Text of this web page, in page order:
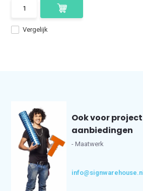
Vergelijk
Ook voor project
aanbiedingen
- Maatwerk
info@signwarehouse.nl